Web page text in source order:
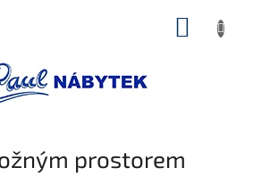
prostorem